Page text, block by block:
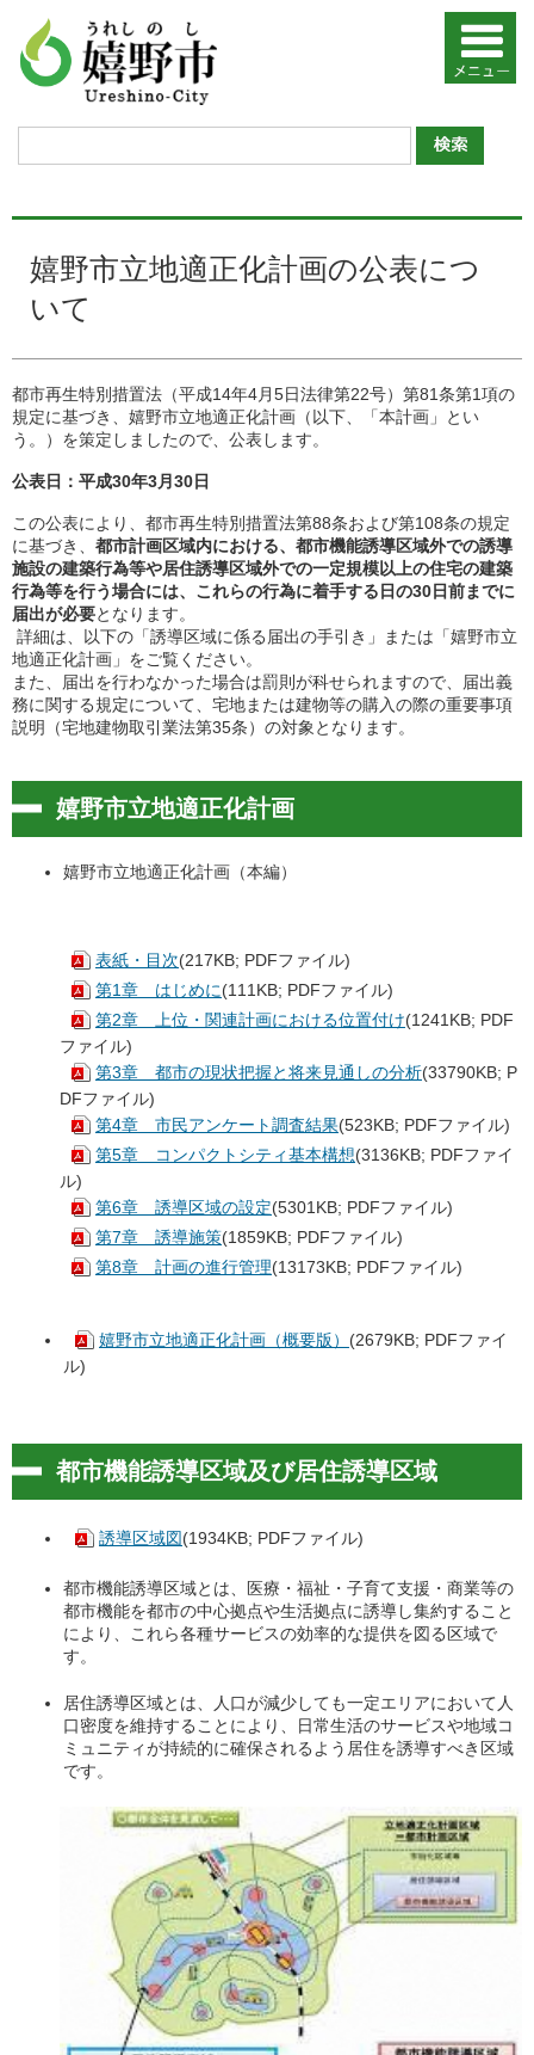
嬉野市立地適正化計画の公表につ
いて
都市再生特別措置法（平成14年4月5日法律第22号）第81条第1項の
規定に基づき、嬉野市立地適正化計画（以下、「本計画」とい
う。）を策定しましたので、公表します。
公表日：平成30年3月30日
この公表により、都市再生特別措置法第88条および第108条の規定
に基づき、 都市計画区域内における、都市機能誘導区域外での誘導
施設の建築行為等や居住誘導区域外での一定規模以上の住宅の建築
行為等を行う場合には、これらの行為に着手する日の30日前までに
届出が必要となります。
詳細は、以下の「誘導区域に係る届出の手引き」または「嬉野市立
地適正化計画」をご覧ください。
また、届出を行わなかった場合は罰則が科せられますので、届出義
務に関する規定について、宅地または建物等の購入の際の重要事項
説明（宅地建物取引業法第35条）の対象となります。
嬉野市立地適正化計画
嬉野市立地適正化計画（本編）
表紙・目次(217KB; PDFファイル)
第1章 はじめに(111KB; PDFファイル)
第2章 上位・関連計画における位置付け(1241KB; PDF
ファイル)
第3章 都市の現状把握と将来見通しの分析(33790KB; P
DFファイル)
第4章 市民アンケート調査結果(523KB; PDFファイル)
第5章 コンパクトシティ基本構想(3136KB; PDFファイ
ル)
第6章 誘導区域の設定(5301KB; PDFファイル)
第7章 誘導施策(1859KB; PDFファイル)
第8章 計画の進行管理(13173KB; PDFファイル)
嬉野市立地適正化計画（概要版） (2679KB; PDFファイ
ル)
都市機能誘導区域及び居住誘導区域
誘導区域図(1934KB; PDFファイル)
都市機能誘導区域とは、医療・福祉・子育て支援・商業等の
都市機能を都市の中心拠点や生活拠点に誘導し集約すること
により、これら各種サービスの効率的な提供を図る区域で
す。
居住誘導区域とは、人口が減少しても一定エリアにおいて人
口密度を維持することにより、日常生活のサービスや地域コ
ミュニティが持続的に確保されるよう居住を誘導すべき区域
です。